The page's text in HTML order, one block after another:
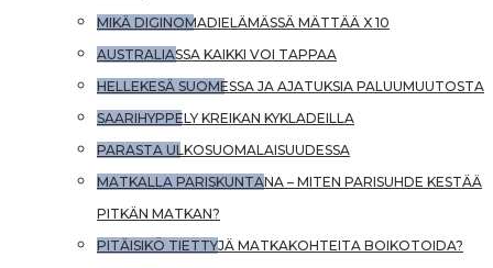
MIKÄ DIGINOMADIELÄMÄSSÄ MÄTTÄÄ X 10
AUSTRALIASSA KAIKKI VOI TAPPAA
HELLEKESÄ SUOMESSA JA AJATUKSIA PALUUMUUTOSTA
SAARIHYPPELY KREIKAN KYKLADEILLA
PARASTA ULKOSUOMALAISUUDESSA
MATKALLA PARISKUNTANA – MITEN PARISUHDE KESTÄÄ
PITKÄN MATKAN?
PITÄISIKÖ TIETTYJÄ MATKAKOHTEITA BOIKOTOIDA?